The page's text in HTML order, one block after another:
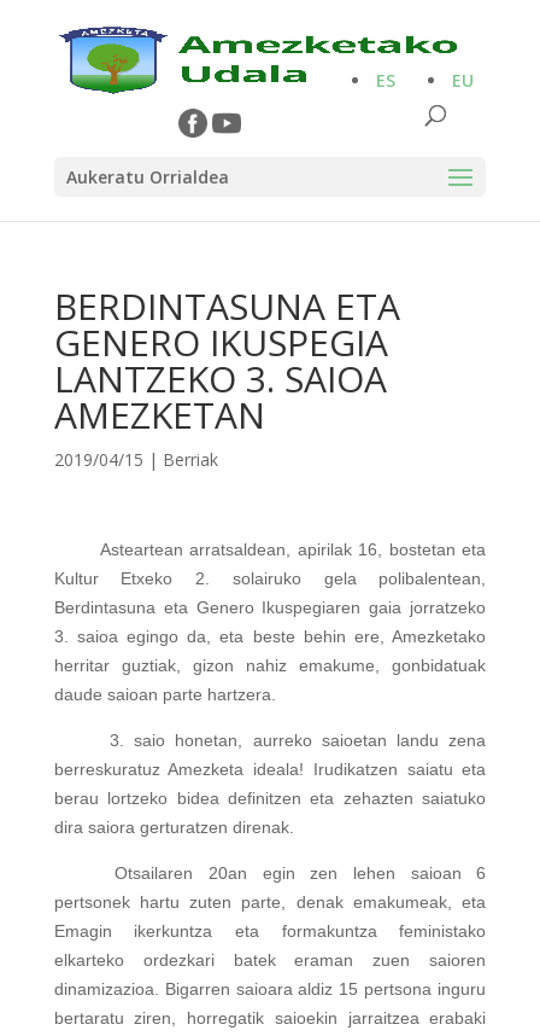
Aukeratu Orrialdea
ES EU
BERDINTASUNA ETA
GENERO IKUSPEGIA
LANTZEKO 3. SAIOA
AMEZKETAN
2019/04/15 | Berriak
Asteartean arratsaldean, apirilak 16, bostetan eta
Kultur Etxeko 2. solairuko gela polibalentean,
Berdintasuna eta Genero Ikuspegiaren gaia jorratzeko
3. saioa egingo da, eta beste behin ere, Amezketako
herritar guztiak, gizon nahiz emakume, gonbidatuak
daude saioan parte hartzera.
3. saio honetan, aurreko saioetan landu zena
berreskuratuz Amezketa ideala! Irudikatzen saiatu eta
berau lortzeko bidea definitzen eta zehazten saiatuko
dira saiora gerturatzen direnak.
Otsailaren 20an egin zen lehen saioan 6
pertsonek hartu zuten parte, denak emakumeak, eta
Emagin ikerkuntza eta formakuntza feministako
elkarteko ordezkari batek eraman zuen saioren
dinamizazioa. Bigarren saioara aldiz 15 pertsona inguru
bertaratu ziren, horregatik saioekin jarraitzea erabaki